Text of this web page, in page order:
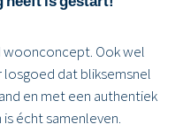
woonconcept. Ook wel
dat bliksemsnel
en met een authentiek
écht samenleven.